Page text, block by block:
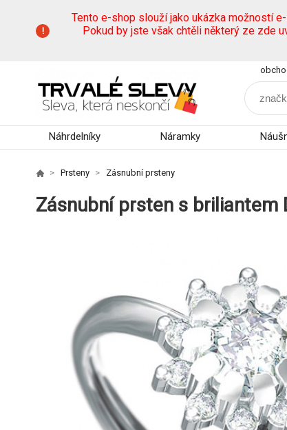
Tento e-shop slouží jako ukázka možností
Pokud by jste však chtěli některý ze zde
Náhrdelníky Náramky
Prsteny Zásnubní prsteny
Zásnubní prsten s